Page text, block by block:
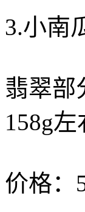
3.小南
翡翠部
158g左
价格：